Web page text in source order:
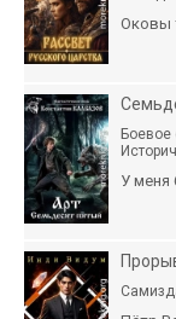
Оковы
У меня